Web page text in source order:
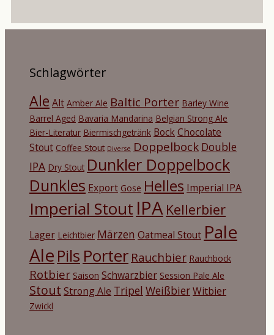
Schlagwörter
Ale Alt Amber Ale Baltic Porter Barley Wine
Barrel Aged Bavaria Mandarina Belgian Strong Ale
Bier-Literatur Biermischgetränk BockChocolate
Stout Coffee Stout Diverse Doppelbock Double
IPA Dry Stout Dunkler Doppelbock
Dunkles Export Gose Helles Imperial IPA
Imperial Stout IPA Kellerbier
Lager Leichtbier Märzen Oatmeal Stout Pale
Ale Pils Porter Rauchbier Rauchbock
Rotbier Saison Schwarzbier Session Pale Ale
Stout Strong Ale Tripel WeißbierWitbier
Zwickl